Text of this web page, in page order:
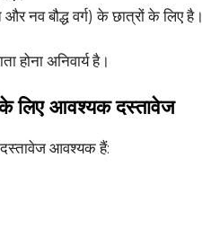
नव बौद्ध वर्ग) के छात्रों के लिए है।
अनिवार्य है।
आवश्यक दस्तावेज
दस्तावेज आवश्यक हैं: